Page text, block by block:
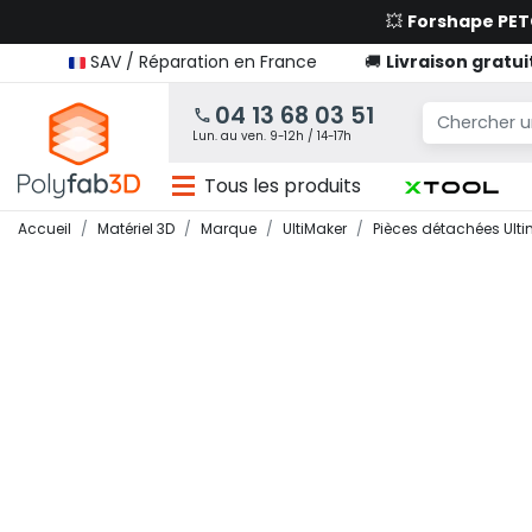
💥 Forshape
SAV / Réparation en France
🚚 Livraison
04 13 68 03 51
Lun. au ven. 9-12h / 14-17h
Tous les produits
Accueil Matériel 3D Marque UltiMaker Pièces détachées